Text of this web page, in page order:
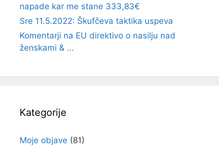
napade kar me stane 333,83€
Sre 11.5.2022: Škufčeva taktika uspeva
Komentarji na EU direktivo o nasilju nad
ženskami & …
Kategorije
Moje objave (81)